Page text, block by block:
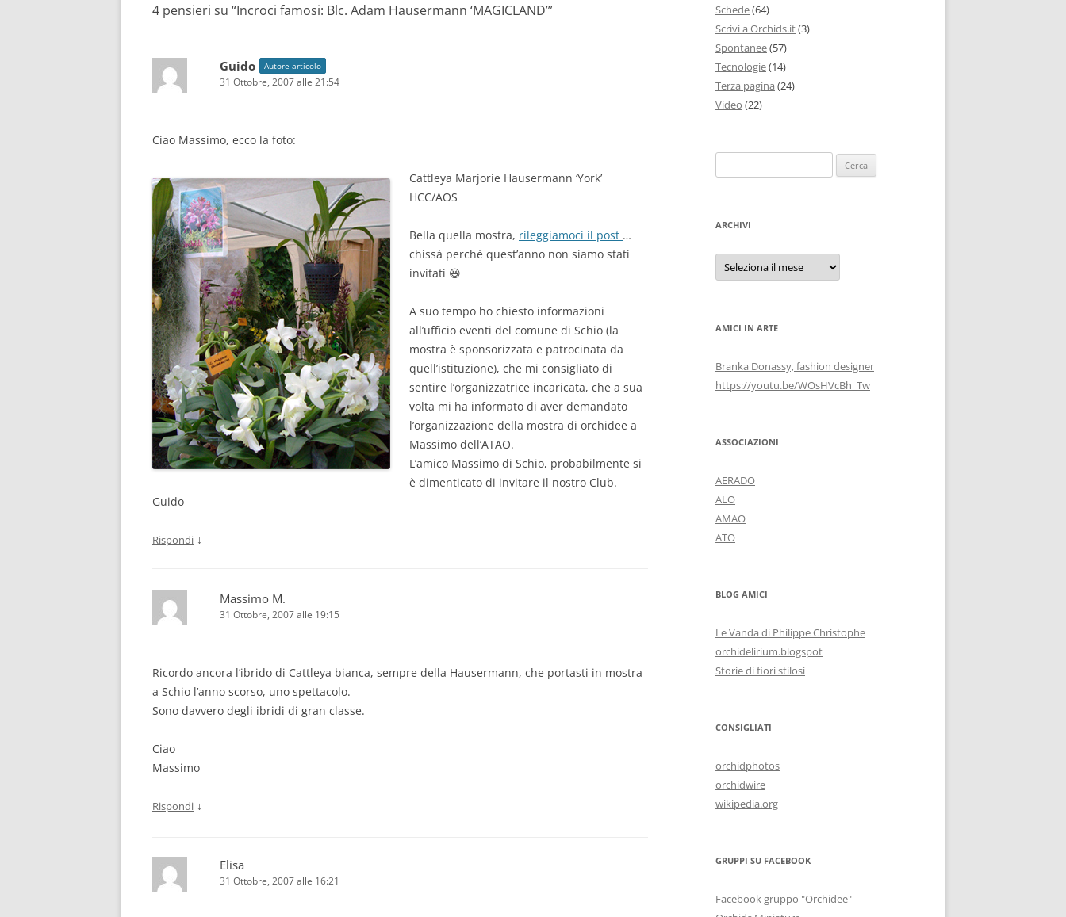
4 pensieri su “Incroci famosi: Blc. Adam Hausermann ‘MAGICLAND’”
Guido Autore articolo
31 Ottobre, 2007 alle 21:54
Ciao Massimo, ecco la foto:
Cattleya Marjorie Hausermann ‘York’
HCC/AOS
Bella quella mostra, rileggiamoci il post …
chissà perché quest’anno non siamo stati
invitati 😆
A suo tempo ho chiesto informazioni
all’ufficio eventi del comune di Schio (la
mostra è sponsorizzata e patrocinata da
quell’istituzione), che mi consigliato di
sentire l’organizzatrice incaricata, che a sua
volta mi ha informato di aver demandato
l’organizzazione della mostra di orchidee a
Massimo dell’ATAO.
L’amico Massimo di Schio, probabilmente si
è dimenticato di invitare il nostro Club.
Guido
Rispondi ↓
Massimo M.
31 Ottobre, 2007 alle 19:15
Ricordo ancora l’ibrido di Cattleya bianca, sempre della Hausermann, che portasti in mostra
a Schio l’anno scorso, uno spettacolo.
Sono davvero degli ibridi di gran classe.
Ciao
Massimo
Rispondi ↓
Elisa
31 Ottobre, 2007 alle 16:21
Schede(64)
Scrivi a Orchids.it(3)
Spontanee(57)
Tecnologie(14)
Terza pagina (24)
Video (22)
per:
ARCHIVI
Archivi
AMICI IN ARTE
Branka Donassy, fashion designer
https://youtu.be/WOsHVcBh_Tw
ASSOCIAZIONI
AERADO
ALO
AMAO
ATO
BLOG AMICI
Le Vanda di Philippe Christophe
orchidelirium.blogspot
Storie di fiori stilosi
CONSIGLIATI
orchidphotos
orchidwire
wikipedia.org
GRUPPI SU FACEBOOK
Facebook gruppo "Orchidee"